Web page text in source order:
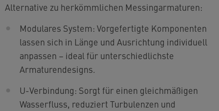
Alternative zu herkömmlichen Messingarmaturen:
Modulares System: Vorgefertigte Komponenten
lassen sich in Länge und Ausrichtung individuell
anpassen – ideal für unterschiedlichste
Armaturendesigns.
U-Verbindung: Sorgt für einen gleichmäßigen
Wasserfluss, reduziert Turbulenzen und